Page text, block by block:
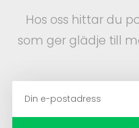
Hos oss hittar du
som ger glädje till